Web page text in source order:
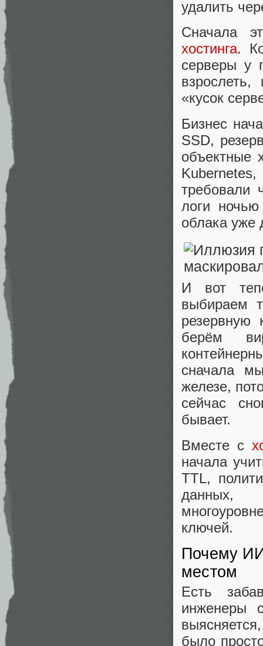
удалить
Сначала
хостинга.
серверы у
«кусок
Бизнес
SSD,
объектные
требовали
логи
облака уже
И вот
выбираем
резервную
берём
сначала
железе,
сейчас
бывает.
Вместе с
начала
TTL,
данных,
ключей.
Почему
местом
Есть
инженеры
было